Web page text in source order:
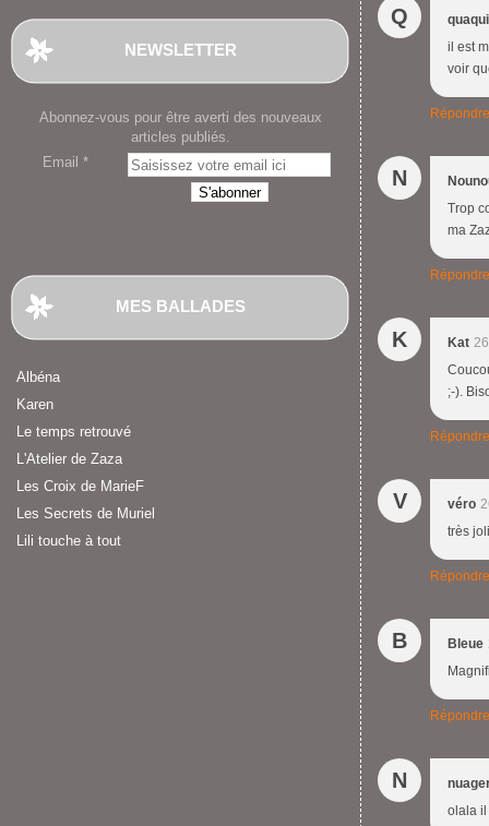
NEWSLETTER
Abonnez-vous pour être averti des nouveaux
articles publiés.
Email
MES BALLADES
Albéna
Karen
Le temps retrouvé
L'Atelier de Zaza
Les Croix de MarieF
Les Secrets de Muriel
Lili touche à tout
Q
il est
voir
Répondre
N
Trop
ma
Répondre
K Kat
;-).
Répondre
V véro
très
Répondre
B Bleue
Répondre
N
olala il